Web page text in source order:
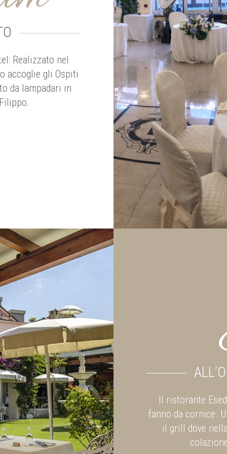
Realizzato nel
accoglie gli Ospiti
da lampadari in
Il ristorante
fanno da cornice.
il grill dove